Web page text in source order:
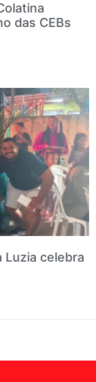
das CEBs
Luzia celebra